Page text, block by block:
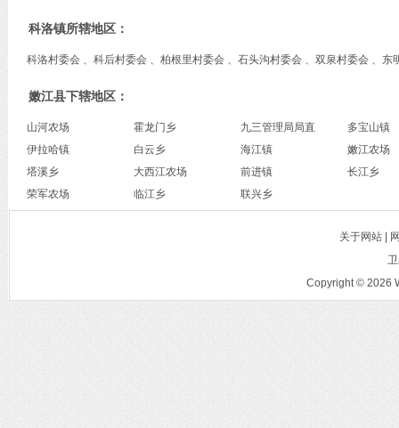
科洛镇所辖地区：
科洛村委会 、科后村委会 、柏根里村委会 、石头沟村委会 、双泉村委会 、东
嫩江县下辖地区：
山河农场 霍龙门乡 九三管理局局直
多宝山镇
伊拉哈镇
白云乡 海江镇
嫩江农场
塔溪乡
大西江农场 前进镇
长江乡
荣军农场
临江乡 联兴乡
关于网站 |
Copyright © 2026